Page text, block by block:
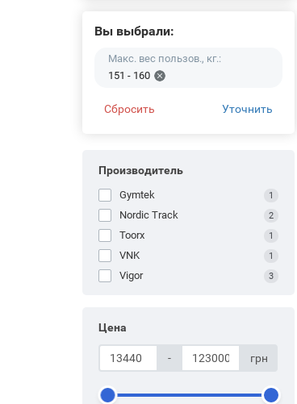
Вы выбрали:
Макс. вес пользов., кг.:
151 - 160
Сбросить Уточнить
Производитель
Gymtek 1
Nordic Track 2
Toorx 1
VNK 1
Vigor 3
Цена
- грн